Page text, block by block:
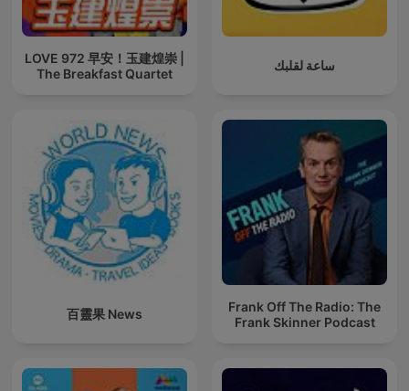
LOVE 972 早安！玉建煌崇 |
The Breakfast Quartet
ساعة لقلبك
百靈果 News
Frank Off The Radio: The
Frank Skinner Podcast